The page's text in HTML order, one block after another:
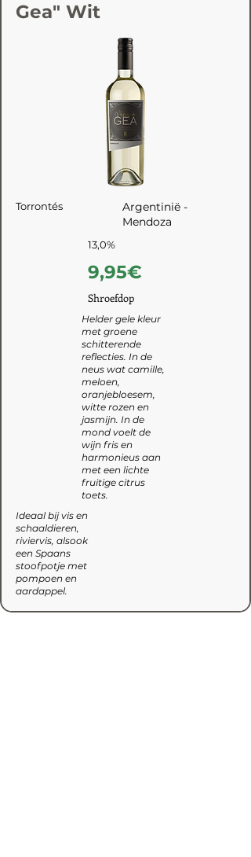
Gea" Wit
Torrontés
Argentinië -
Mendoza
13,0%
9,95€
Shroefdop
Helder gele kleur
met groene
schitterende
reflecties. In de
neus wat camille,
meloen,
oranjebloesem,
witte rozen en
jasmijn. In de
mond voelt de
wijn fris en
harmonieus aan
met een lichte
fruitige citrus
toets.
Ideaal bij vis en
schaaldieren,
riviervis, alsook
een Spaans
stoofpotje met
pompoen en
aardappel.